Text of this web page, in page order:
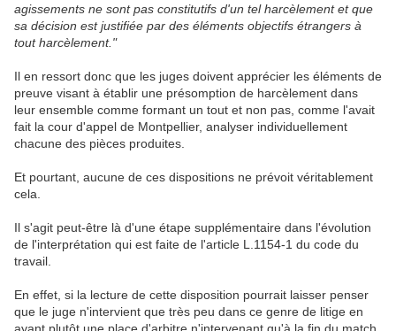
agissements ne sont pas constitutifs d'un tel harcèlement et que
sa décision est justifiée par des éléments objectifs étrangers à
tout harcèlement."
Il en ressort donc que les juges doivent apprécier les éléments de
preuve visant à établir une présomption de harcèlement dans
leur ensemble comme formant un tout et non pas, comme l'avait
fait la cour d'appel de Montpellier, analyser individuellement
chacune des pièces produites.
Et pourtant, aucune de ces dispositions ne prévoit véritablement
cela.
Il s'agit peut-être là d'une étape supplémentaire dans l'évolution
de l'interprétation qui est faite de l'article L.1154-1 du code du
travail.
En effet, si la lecture de cette disposition pourrait laisser penser
que le juge n'intervient que très peu dans ce genre de litige en